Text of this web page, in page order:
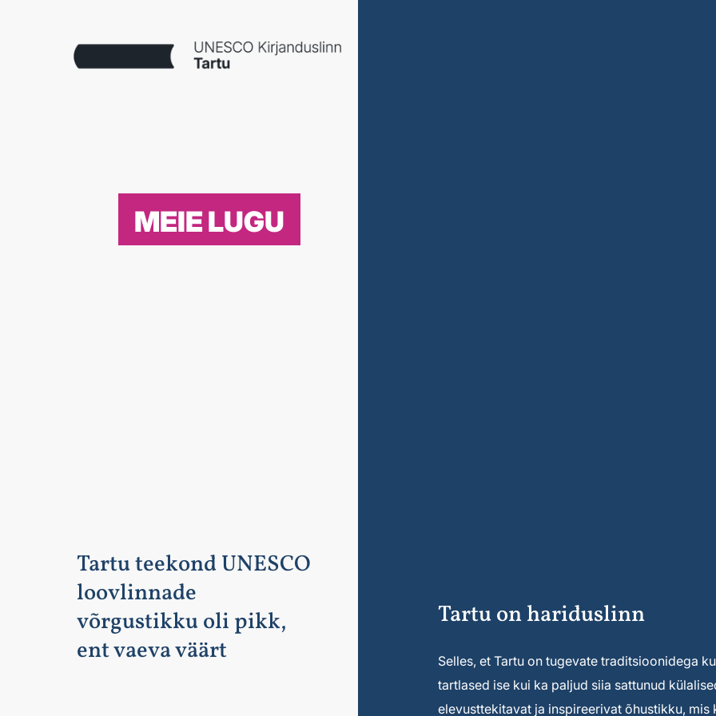
MEIE LUGU
Tartu teekond UNESCO
loovlinnade
võrgustikku oli pikk,
ent vaeva väärt
Tartu on hariduslinn
Selles, et Tartu on tugevate traditsioonidega
tartlased ise kui ka paljud siia sattunud
elevusttekitavat ja inspireerivat õhustikku,